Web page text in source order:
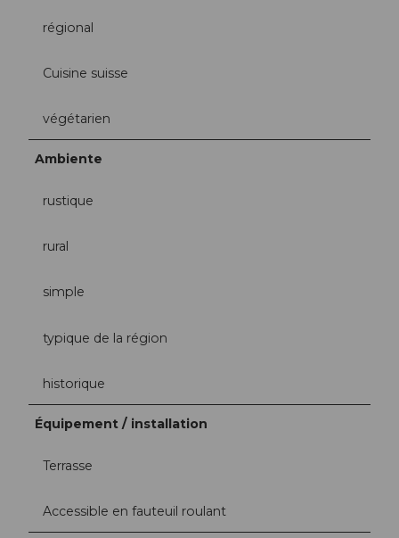
régional
Cuisine suisse
végétarien
Ambiente
rustique
rural
simple
typique de la région
historique
Équipement / installation
Terrasse
Accessible en fauteuil roulant